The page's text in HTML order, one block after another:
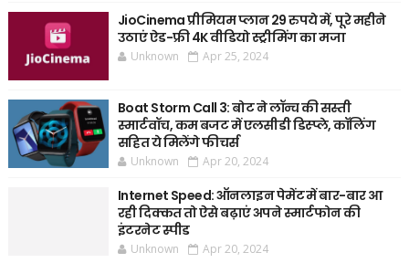
JioCinema प्रीमियम प्लान 29 रुपये में, पूरे महीने
उठाएं ऐड-फ्री 4K वीडियो स्ट्रीमिंग का मजा
Unknown Apr 25, 2024
Boat Storm Call 3: बोट ने लॉन्च की सस्ती
स्मार्टवॉच, कम बजट में एलसीडी डिस्प्ले, कॉलिंग
सहित ये मिलेंगे फीचर्स
Unknown Apr 20, 2024
Internet Speed: ऑनलाइन पेमेंट में बार-बार आ
रही दिक्कत तो ऐसे बढ़ाएं अपने स्मार्टफोन की
इंटरनेट स्पीड
Unknown Apr 20, 2024